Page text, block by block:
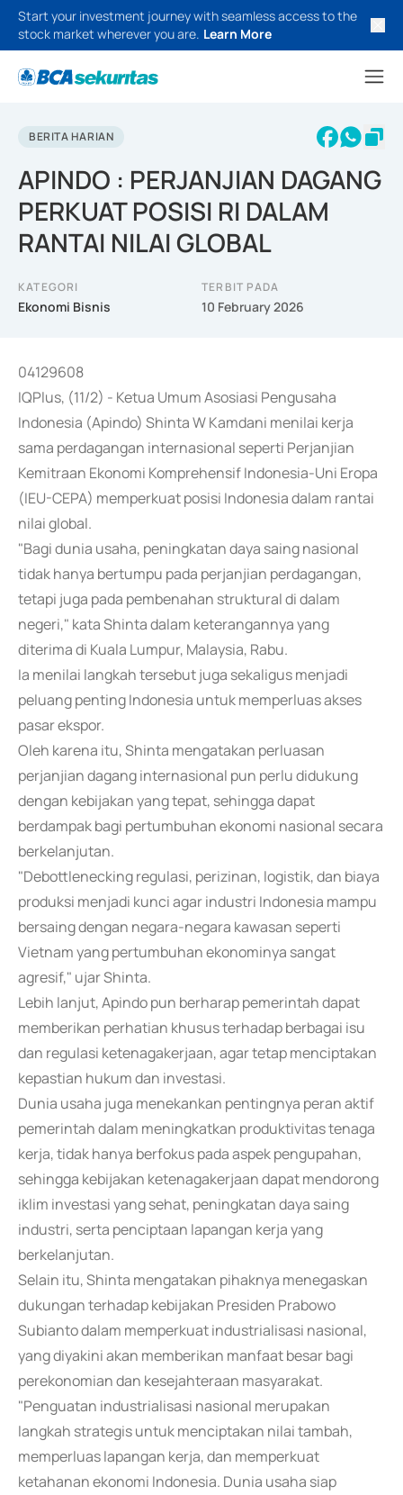
Start your investment journey with seamless access to the
stock market wherever you are. Learn More
BERITA HARIAN
APINDO : PERJANJIAN DAGANG
PERKUAT POSISI RI DALAM
RANTAI NILAI GLOBAL
KATEGORI
Ekonomi Bisnis
TERBIT PADA
10 February 2026
04129608
IQPlus, (11/2) - Ketua Umum Asosiasi Pengusaha
Indonesia (Apindo) Shinta W Kamdani menilai kerja
sama perdagangan internasional seperti Perjanjian
Kemitraan Ekonomi Komprehensif Indonesia-Uni Eropa
(IEU-CEPA) memperkuat posisi Indonesia dalam rantai
nilai global.
"Bagi dunia usaha, peningkatan daya saing nasional
tidak hanya bertumpu pada perjanjian perdagangan,
tetapi juga pada pembenahan struktural di dalam
negeri," kata Shinta dalam keterangannya yang
diterima di Kuala Lumpur, Malaysia, Rabu.
Ia menilai langkah tersebut juga sekaligus menjadi
peluang penting Indonesia untuk memperluas akses
pasar ekspor.
Oleh karena itu, Shinta mengatakan perluasan
perjanjian dagang internasional pun perlu didukung
dengan kebijakan yang tepat, sehingga dapat
berdampak bagi pertumbuhan ekonomi nasional secara
berkelanjutan.
"Debottlenecking regulasi, perizinan, logistik, dan biaya
produksi menjadi kunci agar industri Indonesia mampu
bersaing dengan negara-negara kawasan seperti
Vietnam yang pertumbuhan ekonominya sangat
agresif," ujar Shinta.
Lebih lanjut, Apindo pun berharap pemerintah dapat
memberikan perhatian khusus terhadap berbagai isu
dan regulasi ketenagakerjaan, agar tetap menciptakan
kepastian hukum dan investasi.
Dunia usaha juga menekankan pentingnya peran aktif
pemerintah dalam meningkatkan produktivitas tenaga
kerja, tidak hanya berfokus pada aspek pengupahan,
sehingga kebijakan ketenagakerjaan dapat mendorong
iklim investasi yang sehat, peningkatan daya saing
industri, serta penciptaan lapangan kerja yang
berkelanjutan.
Selain itu, Shinta mengatakan pihaknya menegaskan
dukungan terhadap kebijakan Presiden Prabowo
Subianto dalam memperkuat industrialisasi nasional,
yang diyakini akan memberikan manfaat besar bagi
perekonomian dan kesejahteraan masyarakat.
"Penguatan industrialisasi nasional merupakan
langkah strategis untuk menciptakan nilai tambah,
memperluas lapangan kerja, dan memperkuat
ketahanan ekonomi Indonesia. Dunia usaha siap